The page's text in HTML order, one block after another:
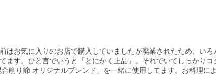
はお気に入りのお店で購入していましたが廃業されたため、い
ます。ひと言でいうと「とにかく上品」。それでいてしっかり
削り節 オリジナルブレンド」を一緒に使用してます。お料理に